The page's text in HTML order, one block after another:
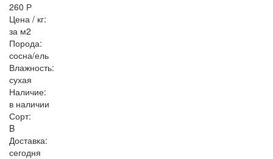
260 Р
Цена / кг:
за м2
Порода:
сосна/ель
Влажность:
сухая
Наличие:
в наличии
Сорт:
B
Доставка:
сегодня